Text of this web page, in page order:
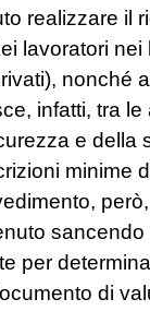
realizzare il
lavoratori
nonché
infatti, tra
e della
minime
per
di